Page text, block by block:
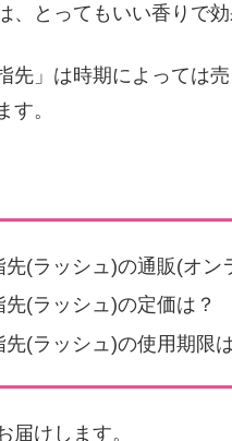
、とってもいい香りで
先」は時期によっては
す。
先(ラッシュ)の通販(オン
(ラッシュ)の定価は？
先(ラッシュ)の使用期限
届けします。